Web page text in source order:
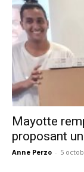
Mayotte
proposant
Anne Perzo - 5